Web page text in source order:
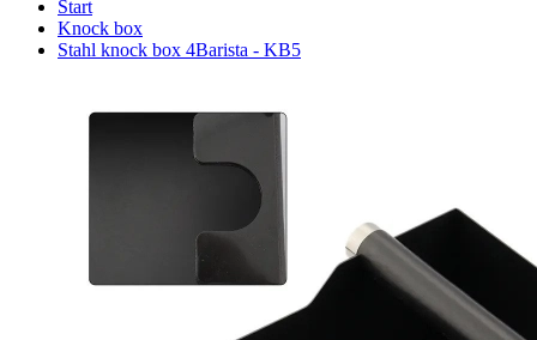
Start
Knock box
Stahl knock box 4Barista - KB5